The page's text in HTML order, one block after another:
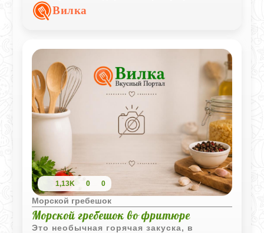
ингредиенты сохраняют свою текстуру, а
лёгкий соус делает блюдо особенно
Вилка
1,13K 0 0
Морской гребешок
Морской гребешок во фритюре
Это необычная горячая закуска, в